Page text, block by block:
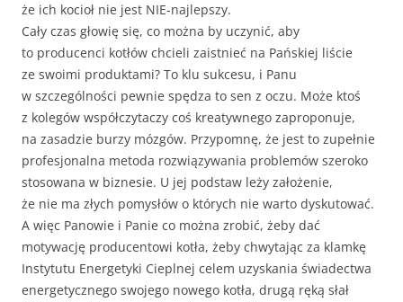
że ich kocioł nie jest NIE-najlepszy.
Cały czas głowię się, co można by uczynić, aby
to producenci kotłów chcieli zaistnieć na Pańskiej liście
ze swoimi produktami? To klu sukcesu, i Panu
w szczególności pewnie spędza to sen z oczu. Może ktoś
z kolegów współczytaczy coś kreatywnego zaproponuje,
na zasadzie burzy mózgów. Przypomnę, że jest to zupełnie
profesjonalna metoda rozwiązywania problemów szeroko
stosowana w biznesie. U jej podstaw leży założenie,
że nie ma złych pomysłów o których nie warto dyskutować.
A więc Panowie i Panie co można zrobić, żeby dać
motywację producentowi kotła, żeby chwytając za klamkę
Instytutu Energetyki Cieplnej celem uzyskania świadectwa
energetycznego swojego nowego kotła, drugą ręką słał